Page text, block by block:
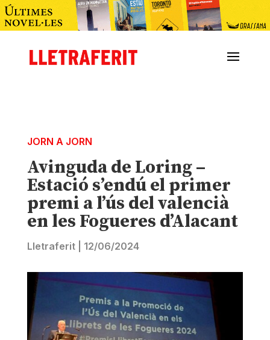
JORN A JORN
Avinguda de Loring –
Estació s’endú el primer
premi a l’ús del valencià
en les Fogueres d’Alacant
Lletraferit| 12/06/2024